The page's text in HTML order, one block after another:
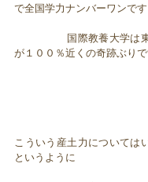
で全国学力ナンバーワンです
国際教養大学は東大
が１００％近くの奇跡ぶりで
こういう産土力については
というように